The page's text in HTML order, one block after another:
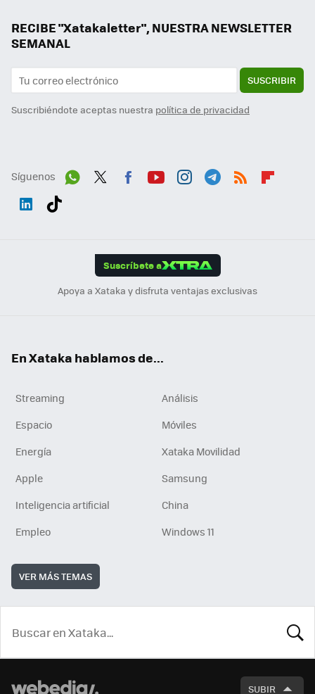
RECIBE "Xatakaletter", NUESTRA NEWSLETTER
SEMANAL
SUSCRIBIR
Suscribiéndote aceptas nuestra política de privacidad
Síguenos
Suscríbete a
Apoya a Xataka y disfruta ventajas exclusivas
En Xataka hablamos de...
Streaming
Análisis
Espacio
Móviles
Energía
Xataka Movilidad
Apple
Samsung
Inteligencia artificial
China
Empleo
Windows 11
VER MÁS TEMAS
SUBIR